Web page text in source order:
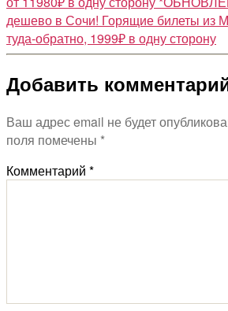
дешево в Сочи! Горящие билеты из
туда-обратно, 1999₽ в одну сторону
Добавить
Ваш адрес email не будет
поля помечены *
Комментарий *